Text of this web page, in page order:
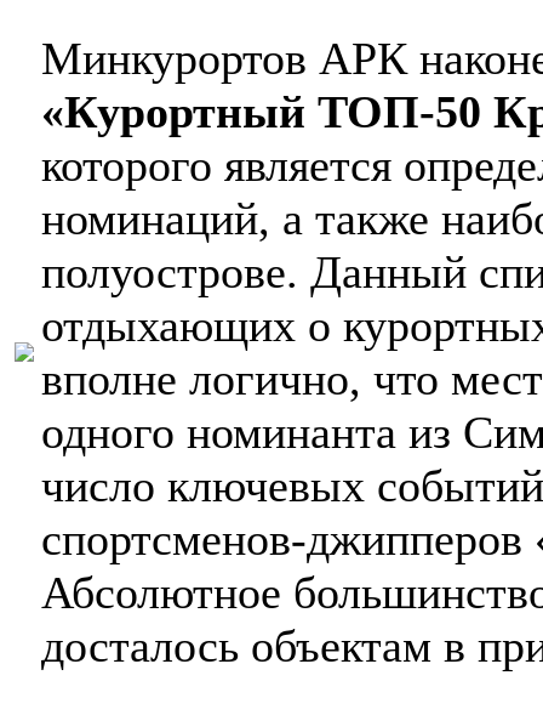
Минкурортов АРК
«Курортный ТОП-50
которого является
номинаций, а также
полуострове. Данный
отдыхающих о
вполне логично, что
одного номинанта из
число ключевых
спортсменов-
Абсолютное
досталось объектам в